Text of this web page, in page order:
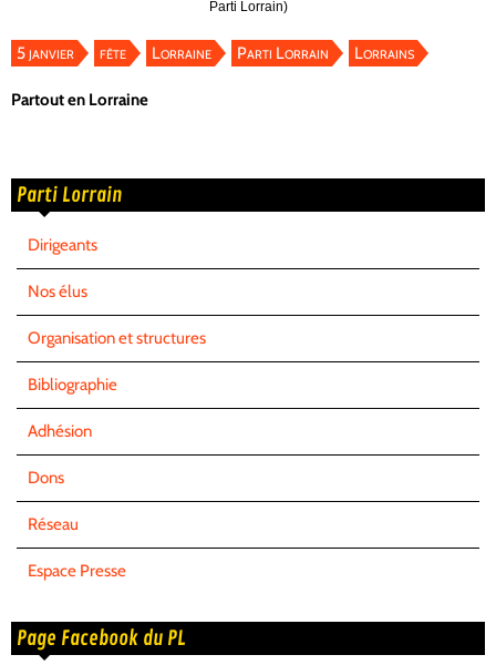
Parti Lorrain)
5 janvier fête Lorraine Parti Lorrain Lorrains
Partout en Lorraine
Parti Lorrain
Dirigeants
Nos élus
Organisation et structures
Bibliographie
Adhésion
Dons
Réseau
Espace Presse
Page Facebook du PL